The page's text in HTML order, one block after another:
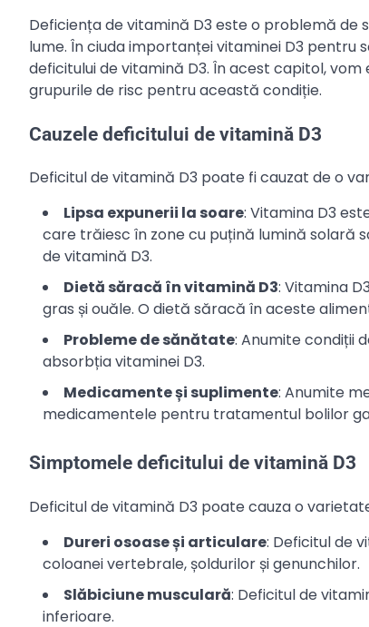
Deficiența de vitamină D3 este o problemă
lume. În ciuda importanței vitaminei D3 pentru
deficitului de vitamină D3. În acest capitol,
grupurile de risc pentru această condiție.
Cauzele deficitului de vitamină D3
Deficitul de vitamină D3 poate fi cauzat de o
Lipsa expunerii la soare: Vitamina D3
care trăiesc în zone cu puțină lumină solară
de vitamină D3.
Dietă săracă în vitamină D3: Vitamina
gras și ouăle. O dietă săracă în aceste
Probleme de sănătate: Anumite condiții
absorbția vitaminei D3.
Medicamente și suplimente: Anumite
medicamentele pentru tratamentul bolilor
Simptomele deficitului de vitamină D3
Deficitul de vitamină D3 poate cauza o
Dureri osoase și articulare: Deficitul de
coloanei vertebrale, șoldurilor și genunchilor.
Slăbiciune musculară: Deficitul de
inferioare.